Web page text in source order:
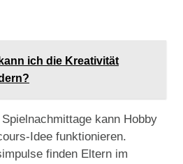
ich die Kreativität
kann Hobby
Idee funktionieren.
finden Eltern im